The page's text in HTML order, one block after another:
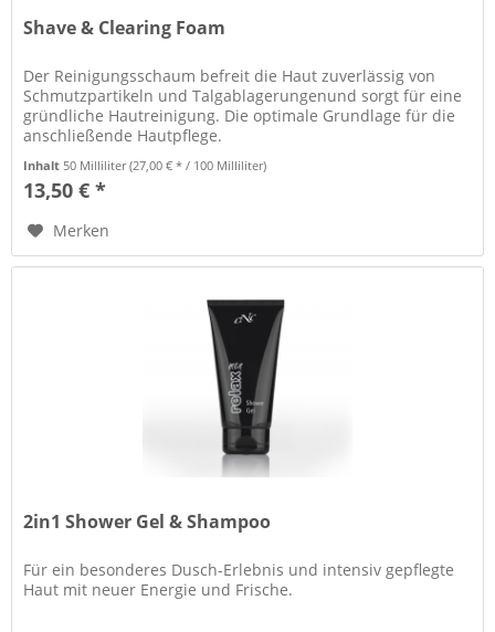
Shave & Clearing Foam
Der Reinigungsschaum befreit die Haut zuverlässig von
Schmutzpartikeln und Talgablagerungenund sorgt für eine
gründliche Hautreinigung. Die optimale Grundlage für die
anschließende Hautpflege.
Inhalt50 Milliliter(27,00 € * / 100 Milliliter)
13,50 € *
Merken
2in1 Shower Gel & Shampoo
Für ein besonderes Dusch-Erlebnis und intensiv gepflegte
Haut mit neuer Energie und Frische.